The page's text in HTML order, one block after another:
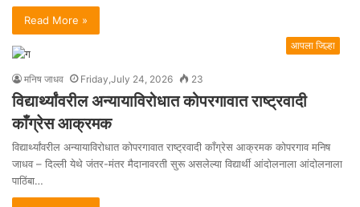
Read More »
आपला जिल्हा
मनिष जाधव Friday,July 24, 2026 23
विद्यार्थ्यांवरील अन्यायाविरोधात कोपरगावात राष्ट्रवादी
काँग्रेस आक्रमक
विद्यार्थ्यांवरील अन्यायाविरोधात कोपरगावात राष्ट्रवादी काँग्रेस आक्रमक कोपरगाव मनिष
जाधव – दिल्ली येथे जंतर-मंतर मैदानावरती सुरू असलेल्या विद्यार्थी आंदोलनाला आंदोलनाला
पाठिंबा…